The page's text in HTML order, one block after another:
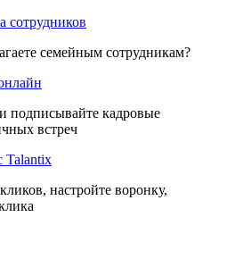
сотрудников
семейным сотрудникам?
подписывайте кадровые
встреч
Talantix
настройте воронку,